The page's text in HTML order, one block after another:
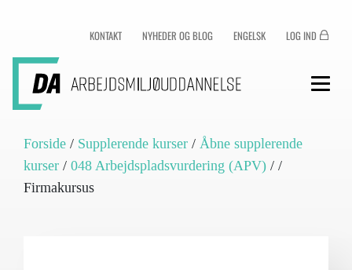
KONTAKT NYHEDER OG BLOG ENGELSK LOG IND
Forside / Supplerende kurser / Åbne supplerende
kurser / 048 Arbejdspladsvurdering (APV) / /
Firmakursus